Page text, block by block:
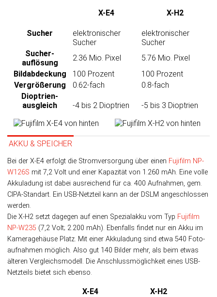
X-E4 X-H2
Sucher
elektronischer
Sucher
elektronischer
Sucher
Sucher­
auflösung
2.36 Mio. Pixel
5.76 Mio. Pixel
Bild­abdeckung
100 Prozent
100 Prozent
Ver­größerung
0.62-fach
0.8-fach
Dioptrien­
ausgleich
-4 bis 2 Dioptrien -5 bis 3 Dioptrien
AKKU & SPEICHER
Bei der X-E4 er­folgt die Strom­ver­sor­gung über einen Fujifilm NP-
W126S mit 7,2 Volt und einer Ka­pa­zi­tät von 1.260 mAh. Eine volle
Akku­ladung ist dabei aus­rei­chend für ca. 400 Auf­nah­men, gem.
CIPA-Stan­dart. Ein USB-Netz­teil kann an der DSLM an­ge­schlos­sen
werden.
Die X-H2 setzt dagegen auf einen Spezial­akku vom Typ Fujifilm
NP-W235 (7,2 Volt; 2.200 mAh). Eben­falls fin­det nur ein Akku im
Kamera­ge­häuse Platz. Mit einer Akku­la­dung sind etwa 540 Foto­
auf­nah­men mög­lich. Also gut 140 Bilder mehr, als beim etwas
älteren Ver­gleichs­modell. Die An­schluss­mög­lich­keit eines USB-
Netz­teils bietet sich ebenso.
X-E4
X-H2